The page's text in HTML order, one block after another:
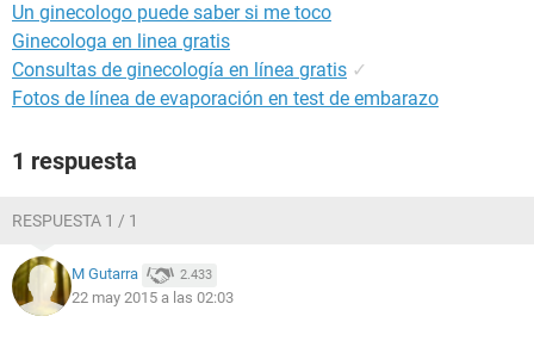
Un ginecologo puede saber si me toco
Ginecologa en linea gratis
Consultas de ginecología en línea gratis ✓
Fotos de línea de evaporación en test de embarazo
1 respuesta
RESPUESTA 1 / 1
M Gutarra 2.433
22 may 2015 a las 02:03